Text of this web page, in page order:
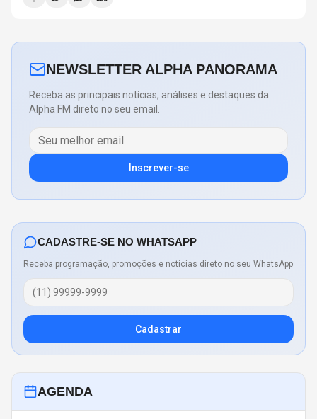
NEWSLETTER ALPHA PANORAMA
Receba as principais notícias, análises e destaques da
Alpha FM direto no seu email.
Inscrever-se
CADASTRE-SE NO WHATSAPP
Receba programação, promoções e notícias direto no seu WhatsApp
Cadastrar
AGENDA